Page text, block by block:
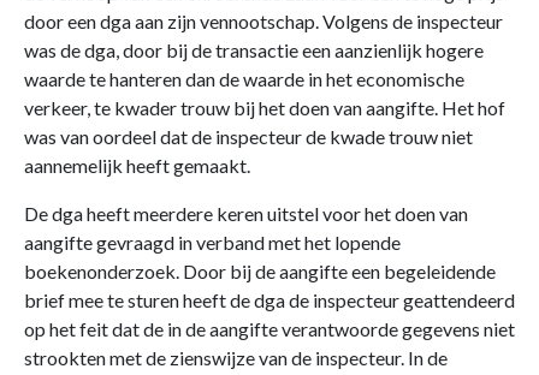
door een dga aan zijn vennootschap. Volgens de inspecteur
was de dga, door bij de transactie een aanzienlijk hogere
waarde te hanteren dan de waarde in het economische
verkeer, te kwader trouw bij het doen van aangifte. Het hof
was van oordeel dat de inspecteur de kwade trouw niet
aannemelijk heeft gemaakt.
De dga heeft meerdere keren uitstel voor het doen van
aangifte gevraagd in verband met het lopende
boekenonderzoek. Door bij de aangifte een begeleidende
brief mee te sturen heeft de dga de inspecteur geattendeerd
op het feit dat de in de aangifte verantwoorde gegevens niet
strookten met de zienswijze van de inspecteur. In de